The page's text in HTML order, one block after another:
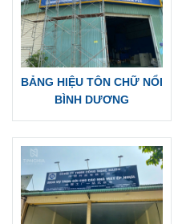
BẢNG HIỆU TÔN CHỮ NỔI
BÌNH DƯƠNG